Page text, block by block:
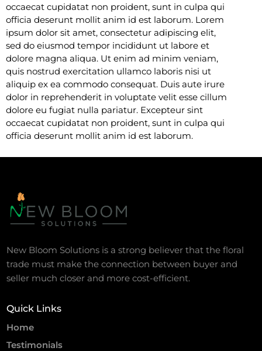
occaecat cupidatat non proident, sunt in culpa qui
officia deserunt mollit anim id est laborum. Lorem
ipsum dolor sit amet, consectetur adipiscing elit,
sed do eiusmod tempor incididunt ut labore et
dolore magna aliqua. Ut enim ad minim veniam,
quis nostrud exercitation ullamco laboris nisi ut
aliquip ex ea commodo consequat. Duis aute irure
dolor in reprehenderit in voluptate velit esse cillum
dolore eu fugiat nulla pariatur. Excepteur sint
occaecat cupidatat non proident, sunt in culpa qui
officia deserunt mollit anim id est laborum.
New Bloom Solutions is a strong believer that the floral
trade must make the connection between buyer and
seller much closer and more cost-efficient.
Quick Links
Home
Testimonials